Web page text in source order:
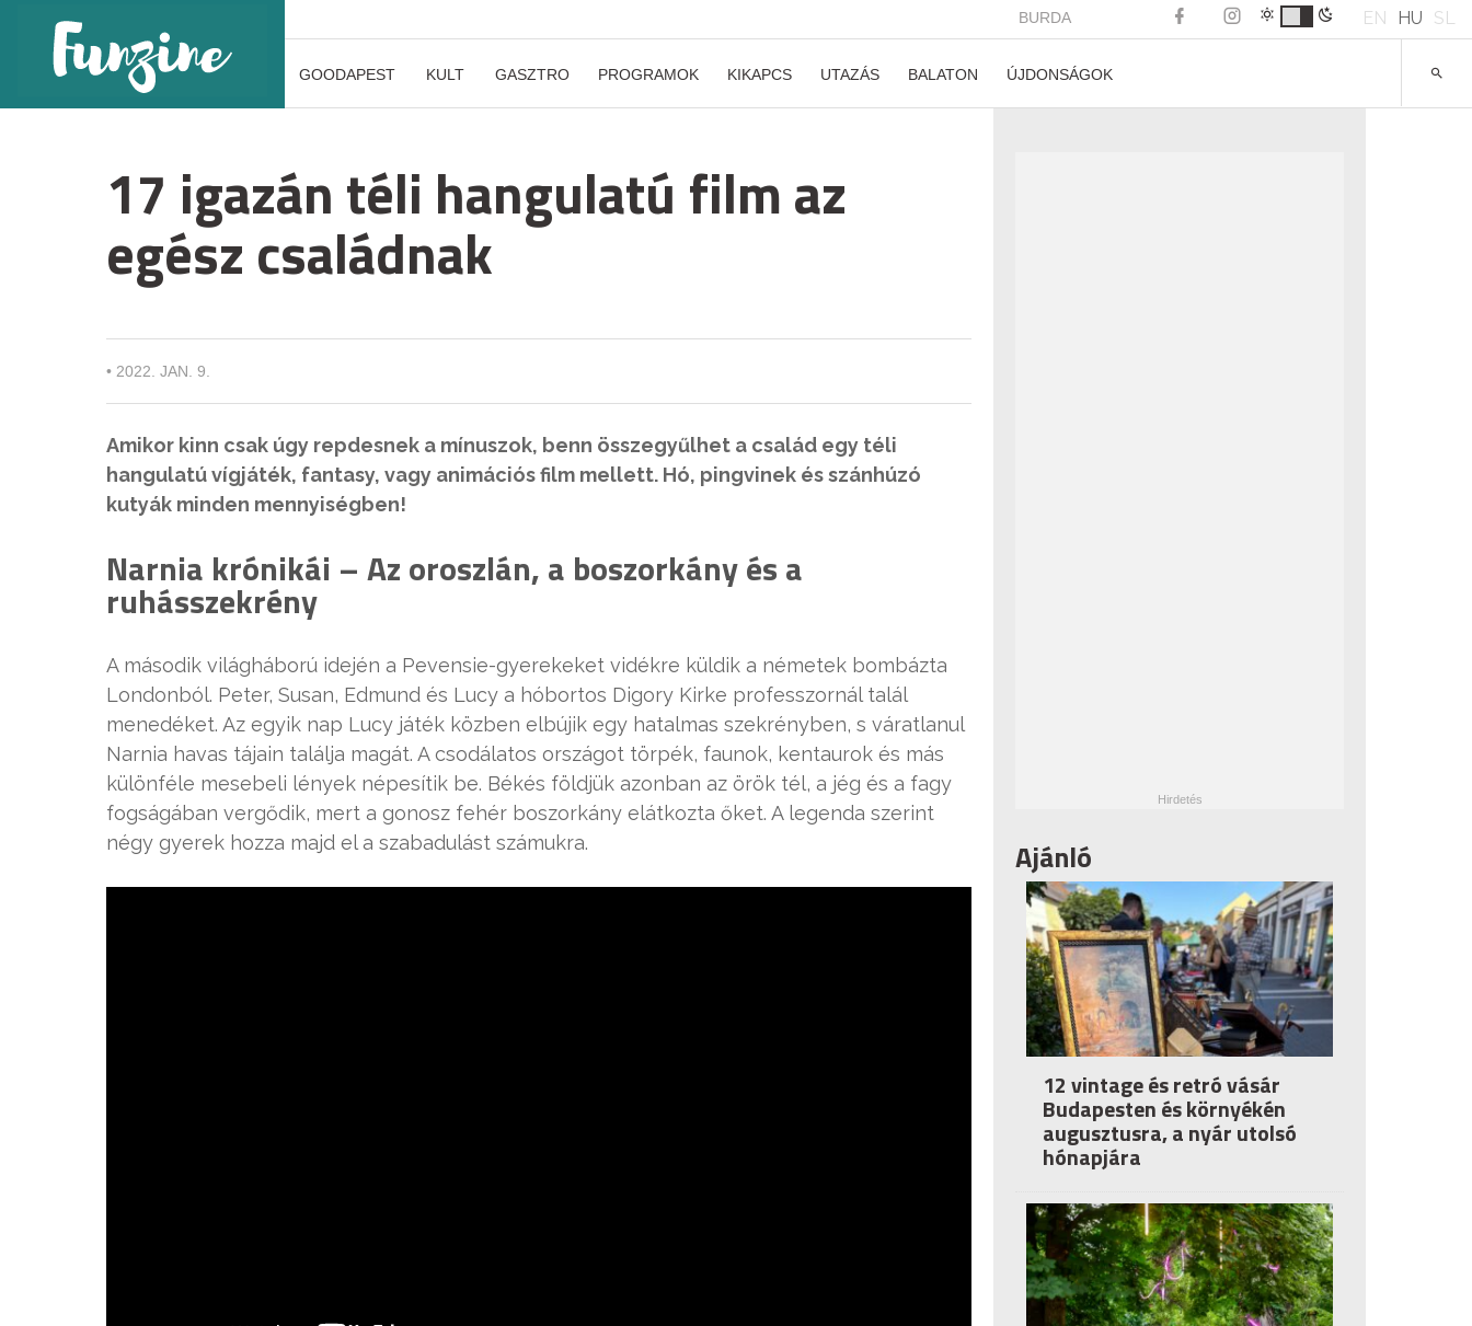
BURDA EN HU SL
GOODAPEST KULT GASZTRO PROGRAMOK KIKAPCS UTAZÁS BALATON ÚJDONSÁGOK
17 igazán téli hangulatú film az
egész családnak
• 2022. JAN. 9.
Amikor kinn csak úgy repdesnek a mínuszok, benn összegyűlhet a család egy téli
hangulatú vígjáték, fantasy, vagy animációs film mellett. Hó, pingvinek és szánhúzó
kutyák minden mennyiségben!
Narnia krónikái – Az oroszlán, a boszorkány és a
ruhásszekrény
A második világháború idején a Pevensie-gyerekeket vidékre küldik a németek bombázta
Londonból. Peter, Susan, Edmund és Lucy a hóbortos Digory Kirke professzornál talál
menedéket. Az egyik nap Lucy játék közben elbújik egy hatalmas szekrényben, s váratlanul
Narnia havas tájain találja magát. A csodálatos országot törpék, faunok, kentaurok és más
különféle mesebeli lények népesítik be. Békés földjük azonban az örök tél, a jég és a fagy
fogságában vergődik, mert a gonosz fehér boszorkány elátkozta őket. A legenda szerint
négy gyerek hozza majd el a szabadulást számukra.
Ajánló
12 vintage és retró vásár
Budapesten és környékén
augusztusra, a nyár utolsó
hónapjára